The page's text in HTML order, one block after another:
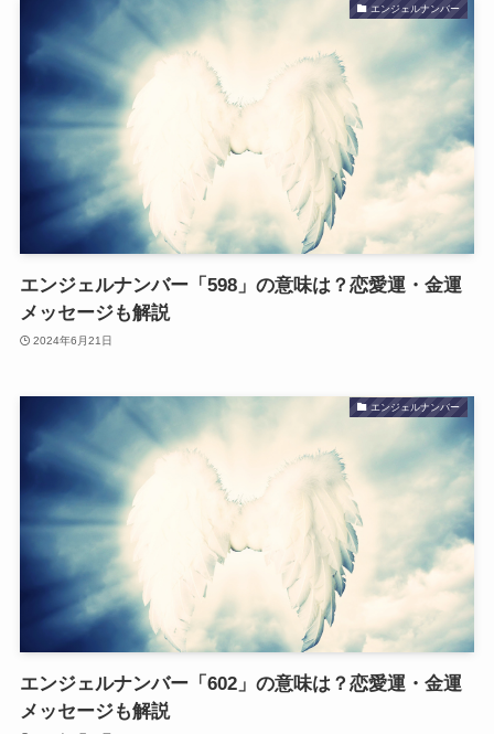
エンジェルナンバー
エンジェルナンバー「598」の意味は？恋愛運・金運
メッセージも解説
2024年6月21日
エンジェルナンバー
エンジェルナンバー「602」の意味は？恋愛運・金運
メッセージも解説